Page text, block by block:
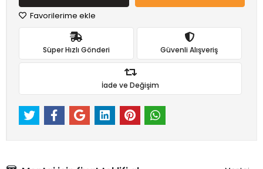
Favorilerime ekle
Süper Hızlı Gönderi Güvenli Alışveriş
İade ve Değişim